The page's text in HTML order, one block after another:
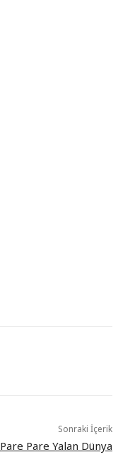
Sonraki İçerik
Pare Pare Yalan Dünya